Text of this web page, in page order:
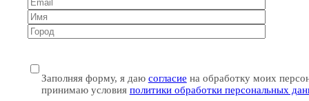
Заполняя форму, я даю согласие на обработку моих
принимаю условия политики обработки персональных